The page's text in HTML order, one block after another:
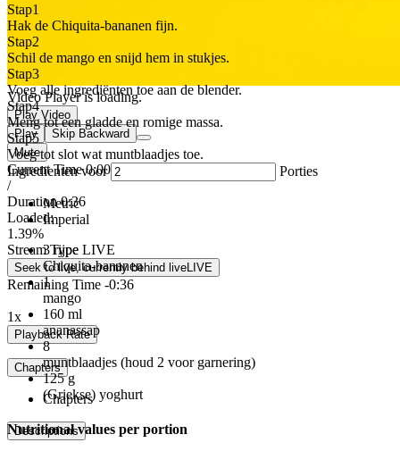
Video Player is loading.
Play Video
Play
Skip Backward
Mute
Current Time0:00
/
Duration0:36
Loaded:
1.39%
Stream Type LIVE
Seek to live, currently behind liveLIVE
Remaining Time -0:36
1x
Playback Rate
Chapters
Chapters
Descriptions
Stap1
Hak de Chiquita-bananen fijn.
Stap2
Schil de mango en snijd hem in stukjes.
Stap3
Voeg alle ingrediënten toe aan de blender.
Stap4
Meng tot een gladde en romige massa.
Stap5
Voeg tot slot wat muntblaadjes toe.
Ingredienten voor
Porties
Metric
Imperial
3rijpe
Chiquita-bananen
1
mango
160 ml
ananassap
8
muntblaadjes (houd 2 voor garnering)
125g
(Griekse) yoghurt
Nutritional values per portion